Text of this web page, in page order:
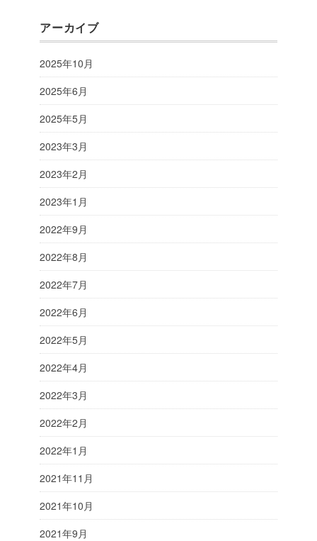
アーカイブ
2025年10月
2025年6月
2025年5月
2023年3月
2023年2月
2023年1月
2022年9月
2022年8月
2022年7月
2022年6月
2022年5月
2022年4月
2022年3月
2022年2月
2022年1月
2021年11月
2021年10月
2021年9月